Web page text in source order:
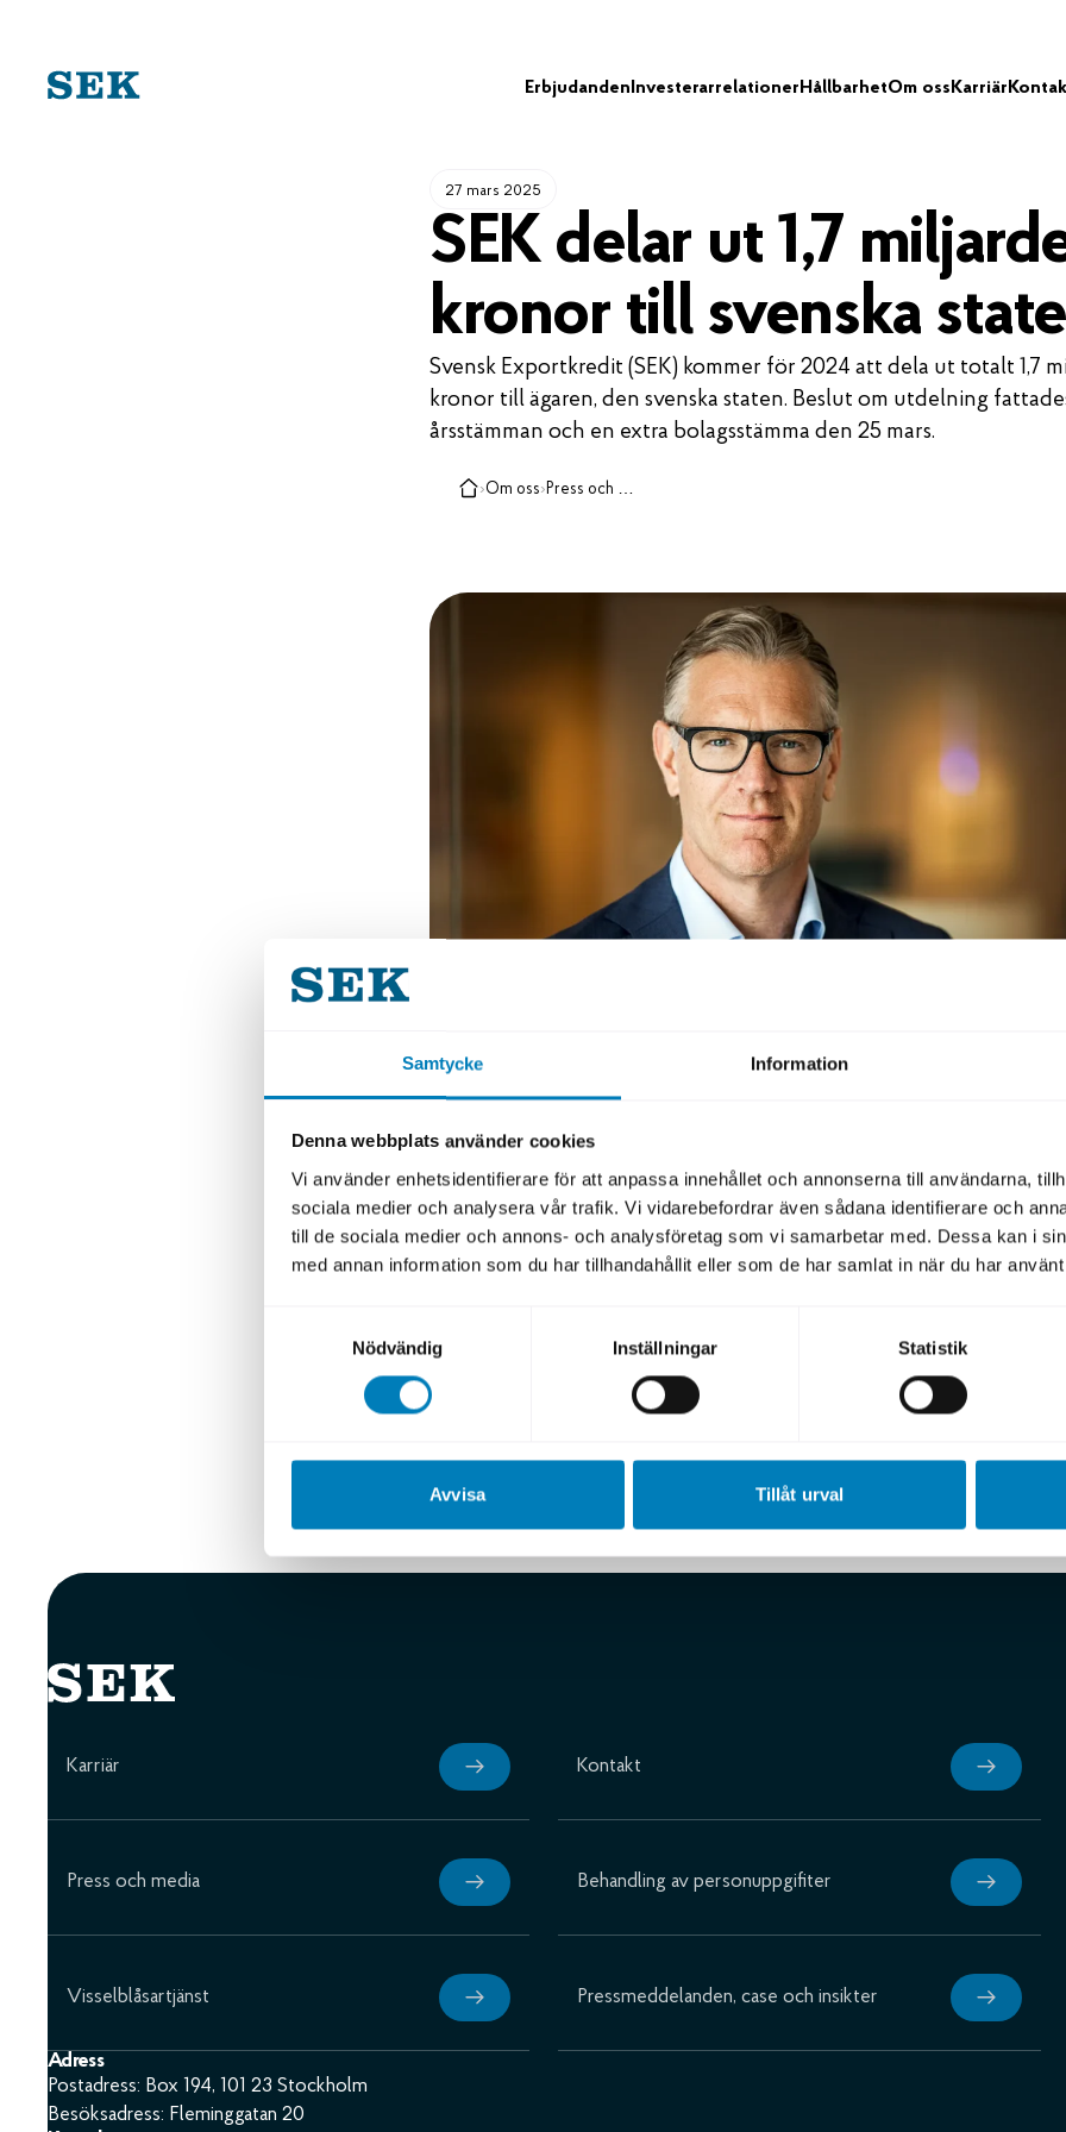
Samtycke Information
Denna webbplats använder cookies
Vi använder enhetsidentifierare för att anpassa innehållet och annonserna till användarna,
sociala medier och analysera vår trafik. Vi vidarebefordrar även sådana identifierare och
till de sociala medier och annons- och analysföretag som vi samarbetar med. Dessa kan i
med annan information som du har tillhandahållit eller som de har samlat in när du har
Nödvändig
Inställningar Statistik
Avvisa Tillåt urval
Erbjudanden Investerarrelationer HållbarhetOm oss Karriär
27 mars 2025
SEK delar ut 1,7
kronor till svenska
Svensk Exportkredit (SEK) kommer för 2024 att dela ut totalt 1,7
kronor till ägaren, den svenska staten. Beslut om utdelning
årsstämman och en extra bolagsstämma den 25 mars.
›Om oss› Press och media
Vid tisdagens årsstämma och extra bolagsstämma i AB Svensk
staten.
Bakgrunden till beslutet är fjolårets rekordhöga räntenetto och
högt rörelseresultat.
på tillväxt, hållbarhet och effektivitet varit framgångsrik. Fler och
exportörer ser nyttan av SEK:s finansieringslösningar som bidrar
Magnus Montan, vd AB Svensk Exportkredit.
Karriär Kontakt
Press och media Behandling av personuppgifiter
Visselblåsartjänst Pressmeddelanden, case och insikter
Adress
Postadress: Box 194, 101 23 Stockholm
Besöksadress: Fleminggatan 20